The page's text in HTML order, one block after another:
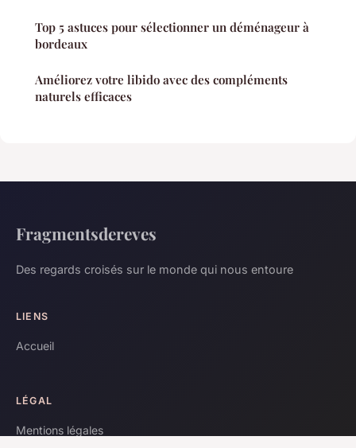
Top 5 astuces pour sélectionner un déménageur à
bordeaux
Améliorez votre libido avec des compléments
naturels efficaces
Fragmentsdereves
Des regards croisés sur le monde qui nous entoure
LIENS
Accueil
LÉGAL
Mentions légales